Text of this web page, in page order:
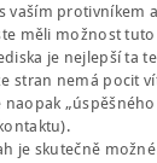
vaším protivníkem
měli možnost
je nejlepší ta
stran nemá pocit
naopak
je skutečně